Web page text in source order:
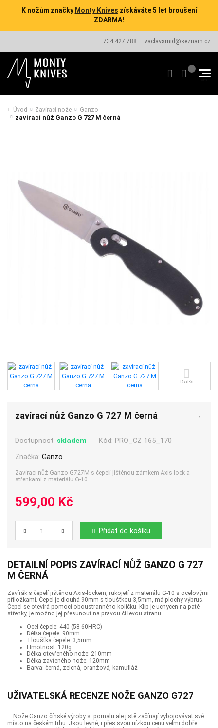
K nožům značky Monty Knives získáváte 5 let broušení
ZDARMA!
734 427 788 vaclavsmid@seznam.cz
Úvod Zavírací nože Ganzo
zavírací nůž Ganzo G 727 M černá
Další
zavírací nůž Ganzo G 727 M černá
Dostupnost: skladem Kód: PRO_CZ-165_170
Značka:Ganzo
Zavírací nůž Ganzo G727M s čepelí jištěnou zámkem Axis-lock a
střenkami z materiálu G-10.
599,00 Kč
Počet Přidat do košíku
DETAILNÍ POPIS ZAVÍRACÍ NŮŽ GANZO G 727
M ČERNÁ
Zavírák s čepelí jištěnou Axis-lockem, rukojetí z materiálu G-10 s ocelovými
příložkami. Čepel je dlouhá 90mm s tloušťkou 3,5mm, má plochý výbrus.
Čepel se otevírá pomocí oboustranného kolíčku. Klip je uchycen na patě
střenky, je možno jej přesunout na pravou či levou stranu.
Ocel čepele: 440 (58-60HRC)
Délka čepele: 90mm
Tloušťka čepele: 3,5mm
Hmotnost: 120g
Délka otevřeného nože: 210mm
Délka zavřeného nože: 120mm
Barva: černá, zelená, oranžová, kamufláž
UŽIVATELSKÁ RECENZE NOŽE GANZO G727
Nože Ganzo čínské výroby si pomalu ale jistě začínají vybojovávat své
místo na českém trhu. Jsou levné, i přes svou nízkou cenu velmi dobře